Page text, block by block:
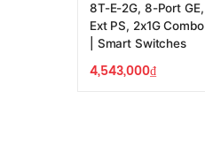
8T-E-2G, 8-Port GE,
Ext PS, 2x1G Combo
| Smart Switches
4,543,000₫